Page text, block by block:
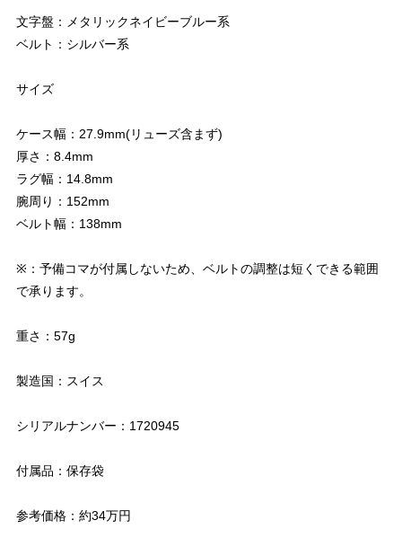
文字盤：メタリックネイビーブルー系
ベルト：シルバー系
サイズ
ケース幅：27.9mm(リューズ含まず)
厚さ：8.4mm
ラグ幅：14.8mm
腕周り：152mm
ベルト幅：138mm
※：予備コマが付属しないため、ベルトの調整は短くできる範囲
で承ります。
重さ：57g
製造国：スイス
シリアルナンバー：1720945
付属品：保存袋
参考価格：約34万円